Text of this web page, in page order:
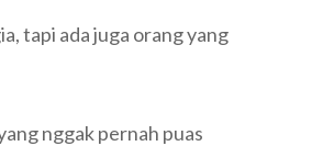
tapi ada juga orang yang
nggak pernah puas